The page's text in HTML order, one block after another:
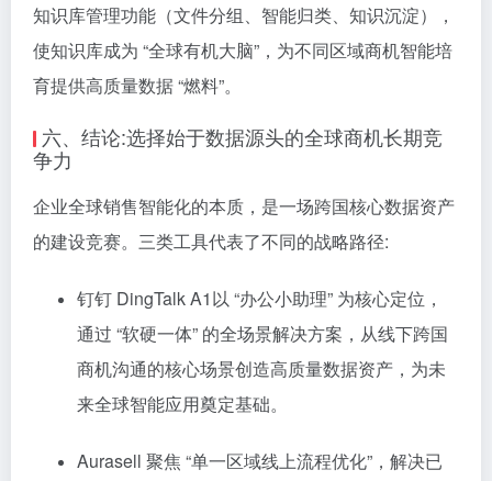
知识库管理功能（文件分组、智能归类、知识沉淀），
使知识库成为 “全球有机大脑”，为不同区域商机智能培
育提供高质量数据 “燃料”。
六、结论:选择始于数据源头的全球商机长期竞
争力
企业全球销售智能化的本质，是一场跨国核心数据资产
的建设竞赛。三类工具代表了不同的战略路径:
钉钉 DingTalk A1以 “办公小助理” 为核心定位，
通过 “软硬一体” 的全场景解决方案，从线下跨国
商机沟通的核心场景创造高质量数据资产，为未
来全球智能应用奠定基础。
Aurasell 聚焦 “单一区域线上流程优化”，解决已